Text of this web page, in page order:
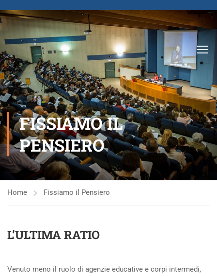
FISSIAMO IL
PENSIERO
Home Fissiamo il Pensiero
L’ULTIMA RATIO
Venuto meno il ruolo di agenzie educative e corpi intermedi,